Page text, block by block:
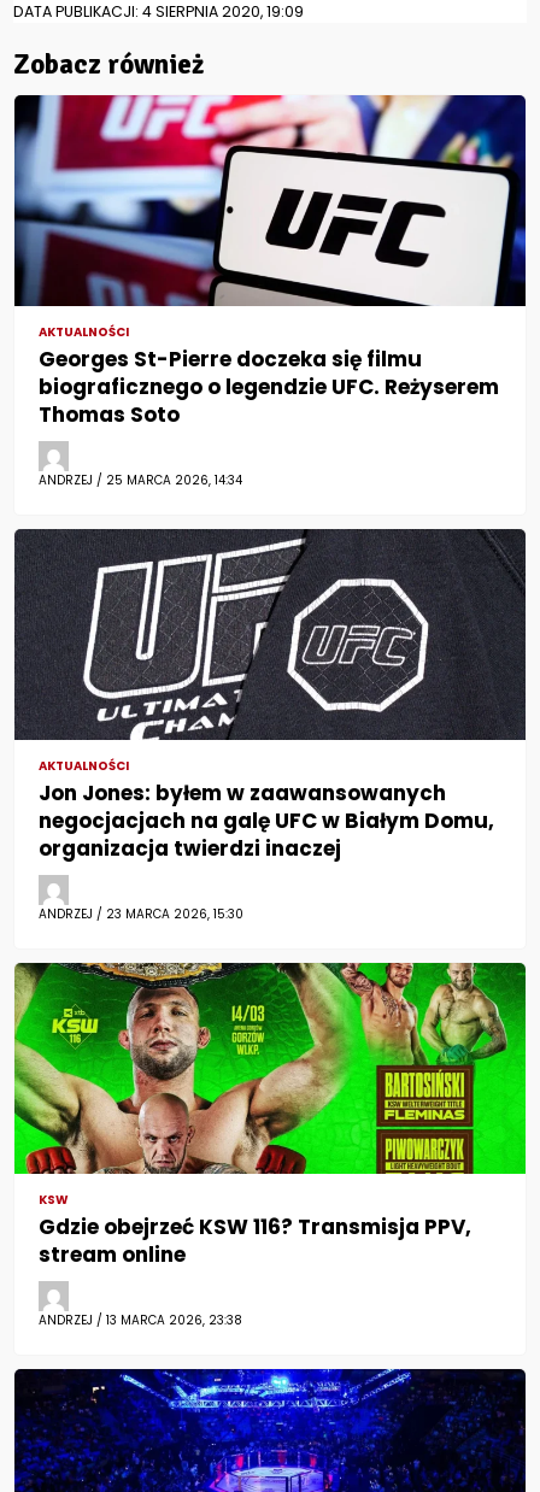
DATA PUBLIKACJI: 4 SIERPNIA 2020, 19:09
Zobacz również
AKTUALNOŚCI
Georges St-Pierre doczeka się filmu
biograficznego o legendzie UFC. Reżyserem
Thomas Soto
ANDRZEJ / 25 MARCA 2026, 14:34
AKTUALNOŚCI
Jon Jones: byłem w zaawansowanych
negocjacjach na galę UFC w Białym Domu,
organizacja twierdzi inaczej
ANDRZEJ / 23 MARCA 2026, 15:30
KSW
Gdzie obejrzeć KSW 116? Transmisja PPV,
stream online
ANDRZEJ / 13 MARCA 2026, 23:38